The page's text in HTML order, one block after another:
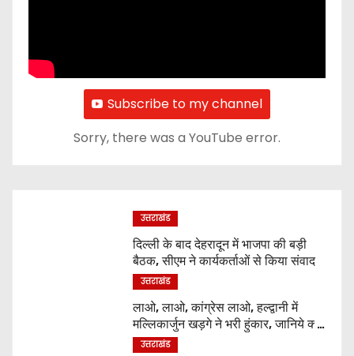
Subscribe to my channel
Sorry, there was a YouTube error.
उत्तराखंड
दिल्ली के बाद देहरादून में भाजपा की बड़ी
बैठक, सीएम ने कार्यकर्ताओं से किया संवाद
उत्तराखंड
लाओ, लाओ, कांग्रेस लाओ, हल्द्वानी में
मल्लिकार्जुन खड़गे ने भरी हुंकार, जानिये क्या
कुछ कहा
उत्तराखंड